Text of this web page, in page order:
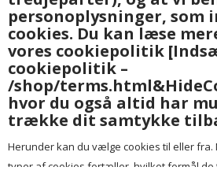
personoplysninger, som
cookies. Du kan læse
vores cookiepolitik
cookiepolitik –
/shop/
hvor du også altid har
trække dit samtykke
Herunder kan du vælge cookies til eller fra.
typer af cookies fortæller, hvilket formål de